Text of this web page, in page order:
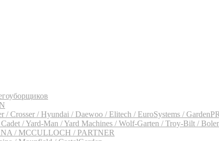
/ Crosser / Hyundai / Daewoo / Elitech / EuroSystems /
/ Yard-Man / Yard Machines / Wolf-Garten / Troy-Bilt /
/ MCCULLOCH / PARTNER